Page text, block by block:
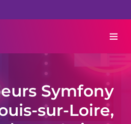
Symfony
sur-Loire,